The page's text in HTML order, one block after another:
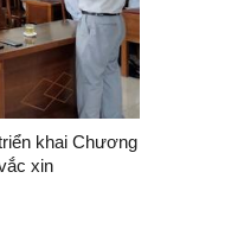
khai Chương
xin